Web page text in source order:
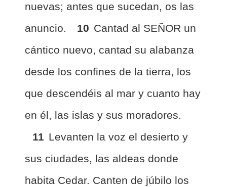
nuevas; antes que sucedan, os las
anuncio.
10 Cantad al SEÑOR un
cántico nuevo, cantad su alabanza
desde los confines de la tierra, los
que descendéis al mar y cuanto hay
en él, las islas y sus moradores.
11 Levanten la voz el desierto y
sus ciudades, las aldeas donde
habita Cedar. Canten de júbilo los